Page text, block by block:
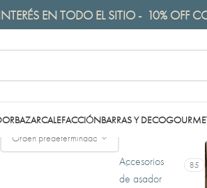
EN TODO EL SITIO - 10% OFF
BAZARCALEFACCIÓNBARRAS Y DECO
Accesorios
de asador
85